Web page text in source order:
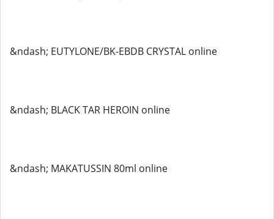
&ndash; EUTYLONE/BK-EBDB CRYSTAL online
&ndash; BLACK TAR HEROIN online
&ndash; MAKATUSSIN 80ml online